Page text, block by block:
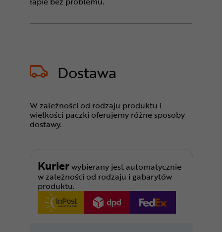
Dostawa
W zależności od rodzaju produktu i
wielkości paczki oferujemy różne sposoby
dostawy.
Kurierwybierany jest automatycznie
w zależności od rodzaju i gabarytów
produktu.